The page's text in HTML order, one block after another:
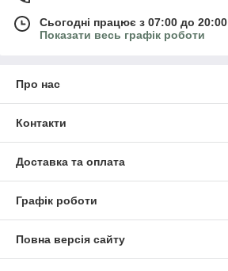
Сьогодні працює з 07:00 до 20:00
Показати весь графік роботи
Про нас
Контакти
Доставка та оплата
Графік роботи
Повна версія сайту